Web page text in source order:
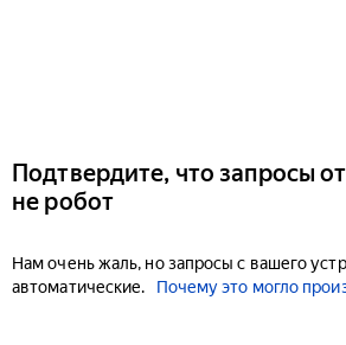
Подтвердите, что запросы
не робот
Нам очень жаль, но запросы с вашего
автоматические.
Почему это могло